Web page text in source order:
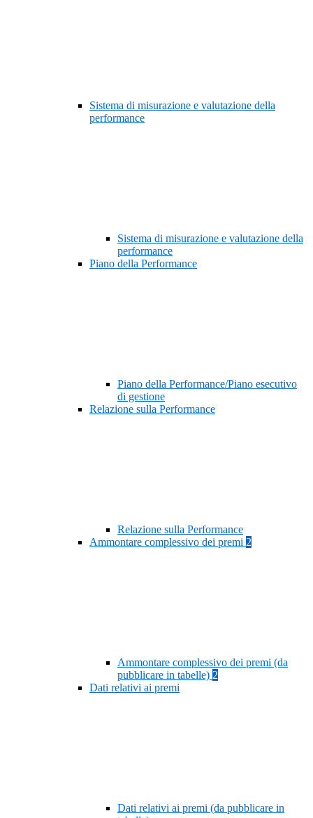
Sistema di misurazione e valutazione della
performance
Sistema di misurazione e valutazione della
performance
Piano della Performance
Piano della Performance/Piano esecutivo
di gestione
Relazione sulla Performance
Relazione sulla Performance
Ammontare complessivo dei premi 2
Ammontare complessivo dei premi (da
pubblicare in tabelle) 2
Dati relativi ai premi
Dati relativi ai premi (da pubblicare in